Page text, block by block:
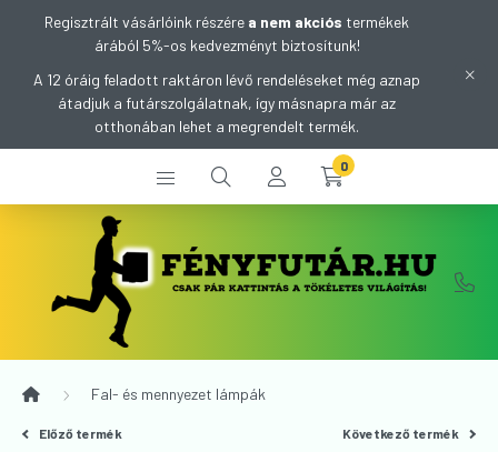
Regisztrált vásárlóink részére a nem akciós termékek
árából 5%-os kedvezményt biztosítunk!
A 12 óráig feladott raktáron lévő rendeléseket még aznap
átadjuk a futárszolgálatnak, így másnapra már az
otthonában lehet a megrendelt termék.
0
Fal- és mennyezet lámpák
Előző termék Következő termék